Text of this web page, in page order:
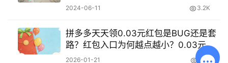
2024-06-11 3.2K
拼多多天天领0.03元红包是BUG还是套
路？红包入口为何越点越小？0.03元红
包活动解读！
2026-01-21 443